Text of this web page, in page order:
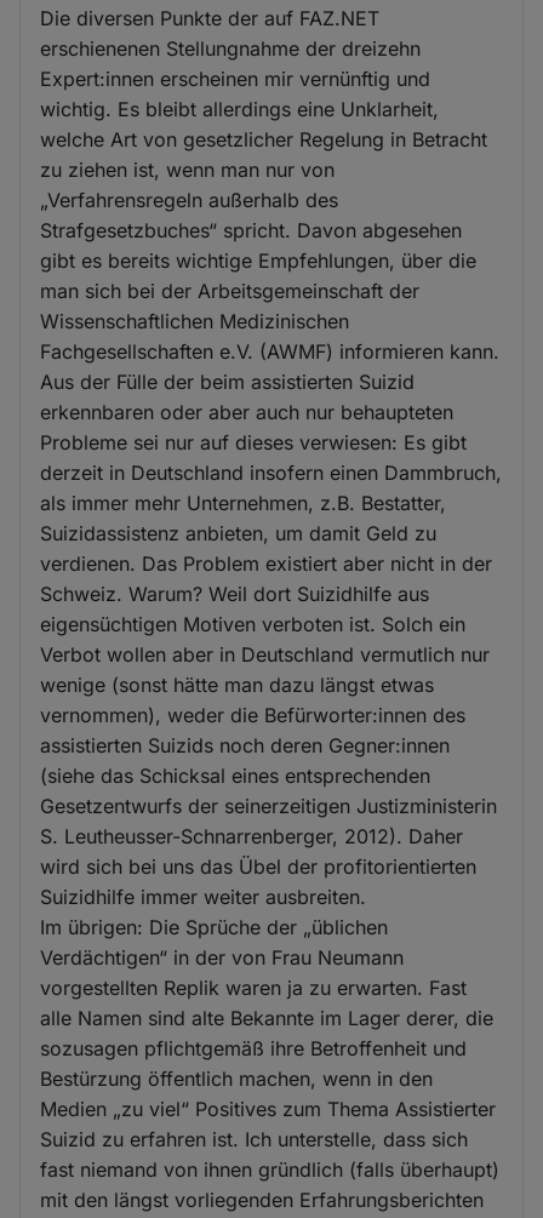
Die diversen Punkte der auf FAZ.NET
erschienenen Stellungnahme der dreizehn
Expert:innen erscheinen mir vernünftig und
wichtig. Es bleibt allerdings eine Unklarheit,
welche Art von gesetzlicher Regelung in Betracht
zu ziehen ist, wenn man nur von
„Verfahrensregeln außerhalb des
Strafgesetzbuches“ spricht. Davon abgesehen
gibt es bereits wichtige Empfehlungen, über die
man sich bei der Arbeitsgemeinschaft der
Wissenschaftlichen Medizinischen
Fachgesellschaften e.V. (AWMF) informieren kann.
Aus der Fülle der beim assistierten Suizid
erkennbaren oder aber auch nur behaupteten
Probleme sei nur auf dieses verwiesen: Es gibt
derzeit in Deutschland insofern einen Dammbruch,
als immer mehr Unternehmen, z.B. Bestatter,
Suizidassistenz anbieten, um damit Geld zu
verdienen. Das Problem existiert aber nicht in der
Schweiz. Warum? Weil dort Suizidhilfe aus
eigensüchtigen Motiven verboten ist. Solch ein
Verbot wollen aber in Deutschland vermutlich nur
wenige (sonst hätte man dazu längst etwas
vernommen), weder die Befürworter:innen des
assistierten Suizids noch deren Gegner:innen
(siehe das Schicksal eines entsprechenden
Gesetzentwurfs der seinerzeitigen Justizministerin
S. Leutheusser-Schnarrenberger, 2012). Daher
wird sich bei uns das Übel der profitorientierten
Suizidhilfe immer weiter ausbreiten.
Im übrigen: Die Sprüche der „üblichen
Verdächtigen“ in der von Frau Neumann
vorgestellten Replik waren ja zu erwarten. Fast
alle Namen sind alte Bekannte im Lager derer, die
sozusagen pflichtgemäß ihre Betroffenheit und
Bestürzung öffentlich machen, wenn in den
Medien „zu viel“ Positives zum Thema Assistierter
Suizid zu erfahren ist. Ich unterstelle, dass sich
fast niemand von ihnen gründlich (falls überhaupt)
mit den längst vorliegenden Erfahrungsberichten